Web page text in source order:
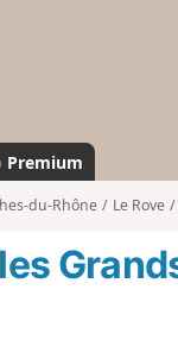
Premium
du-Rhône Le Rove